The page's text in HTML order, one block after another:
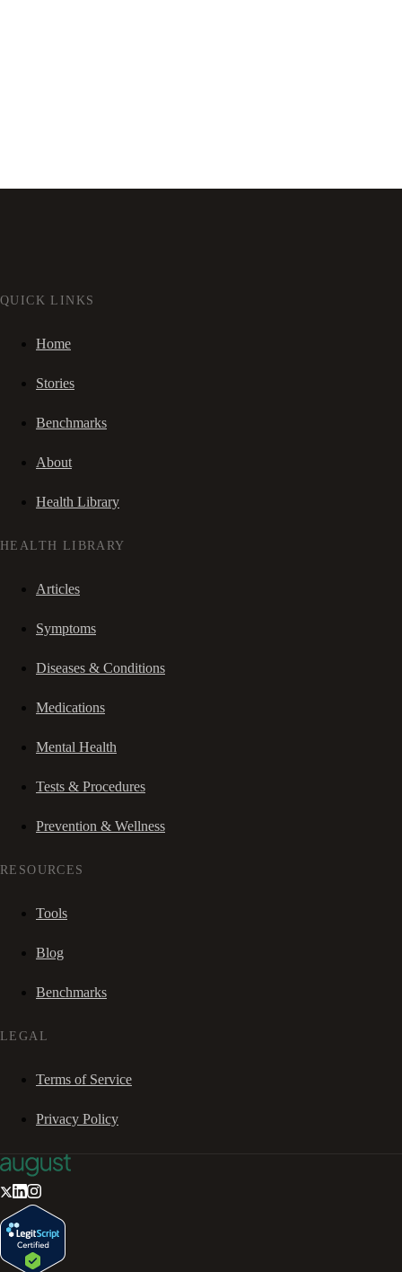
QUICK LINKS
Home
Stories
Benchmarks
About
Health Library
HEALTH LIBRARY
Articles
Symptoms
Diseases & Conditions
Medications
Mental Health
Tests & Procedures
Prevention & Wellness
RESOURCES
Tools
Blog
Benchmarks
LEGAL
Terms of Service
Privacy Policy